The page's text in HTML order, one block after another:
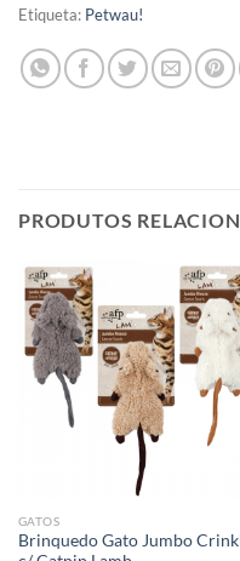
Etiqueta: Petwau!
PRODUTOS
GATOS
Brinquedo Gato Jumbo